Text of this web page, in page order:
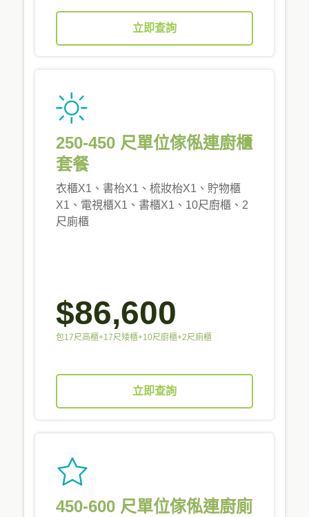
立即查詢
250-450 尺單位傢俬連廚櫃
套餐
衣櫃X1、書枱X1、梳妝枱X1、貯物櫃
X1、電視櫃X1、書櫃X1、10尺廚櫃、2
尺廁櫃
$86,600
包17尺高櫃+17尺矮櫃+10尺廚櫃+2尺廁櫃
立即查詢
450-600 尺單位傢俬連廚廁